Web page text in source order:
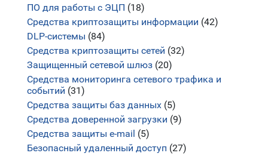
ПО для работы с ЭЦП (18)
Средства криптозащиты информации (42)
DLP-системы (84)
Средства криптозащиты сетей (32)
Защищенный сетевой шлюз (20)
Средства мониторинга сетевого трафика и
событий (31)
Средства защиты баз данных (5)
Средства доверенной загрузки (9)
Средства защиты e-mail (5)
Безопасный удаленный доступ (27)